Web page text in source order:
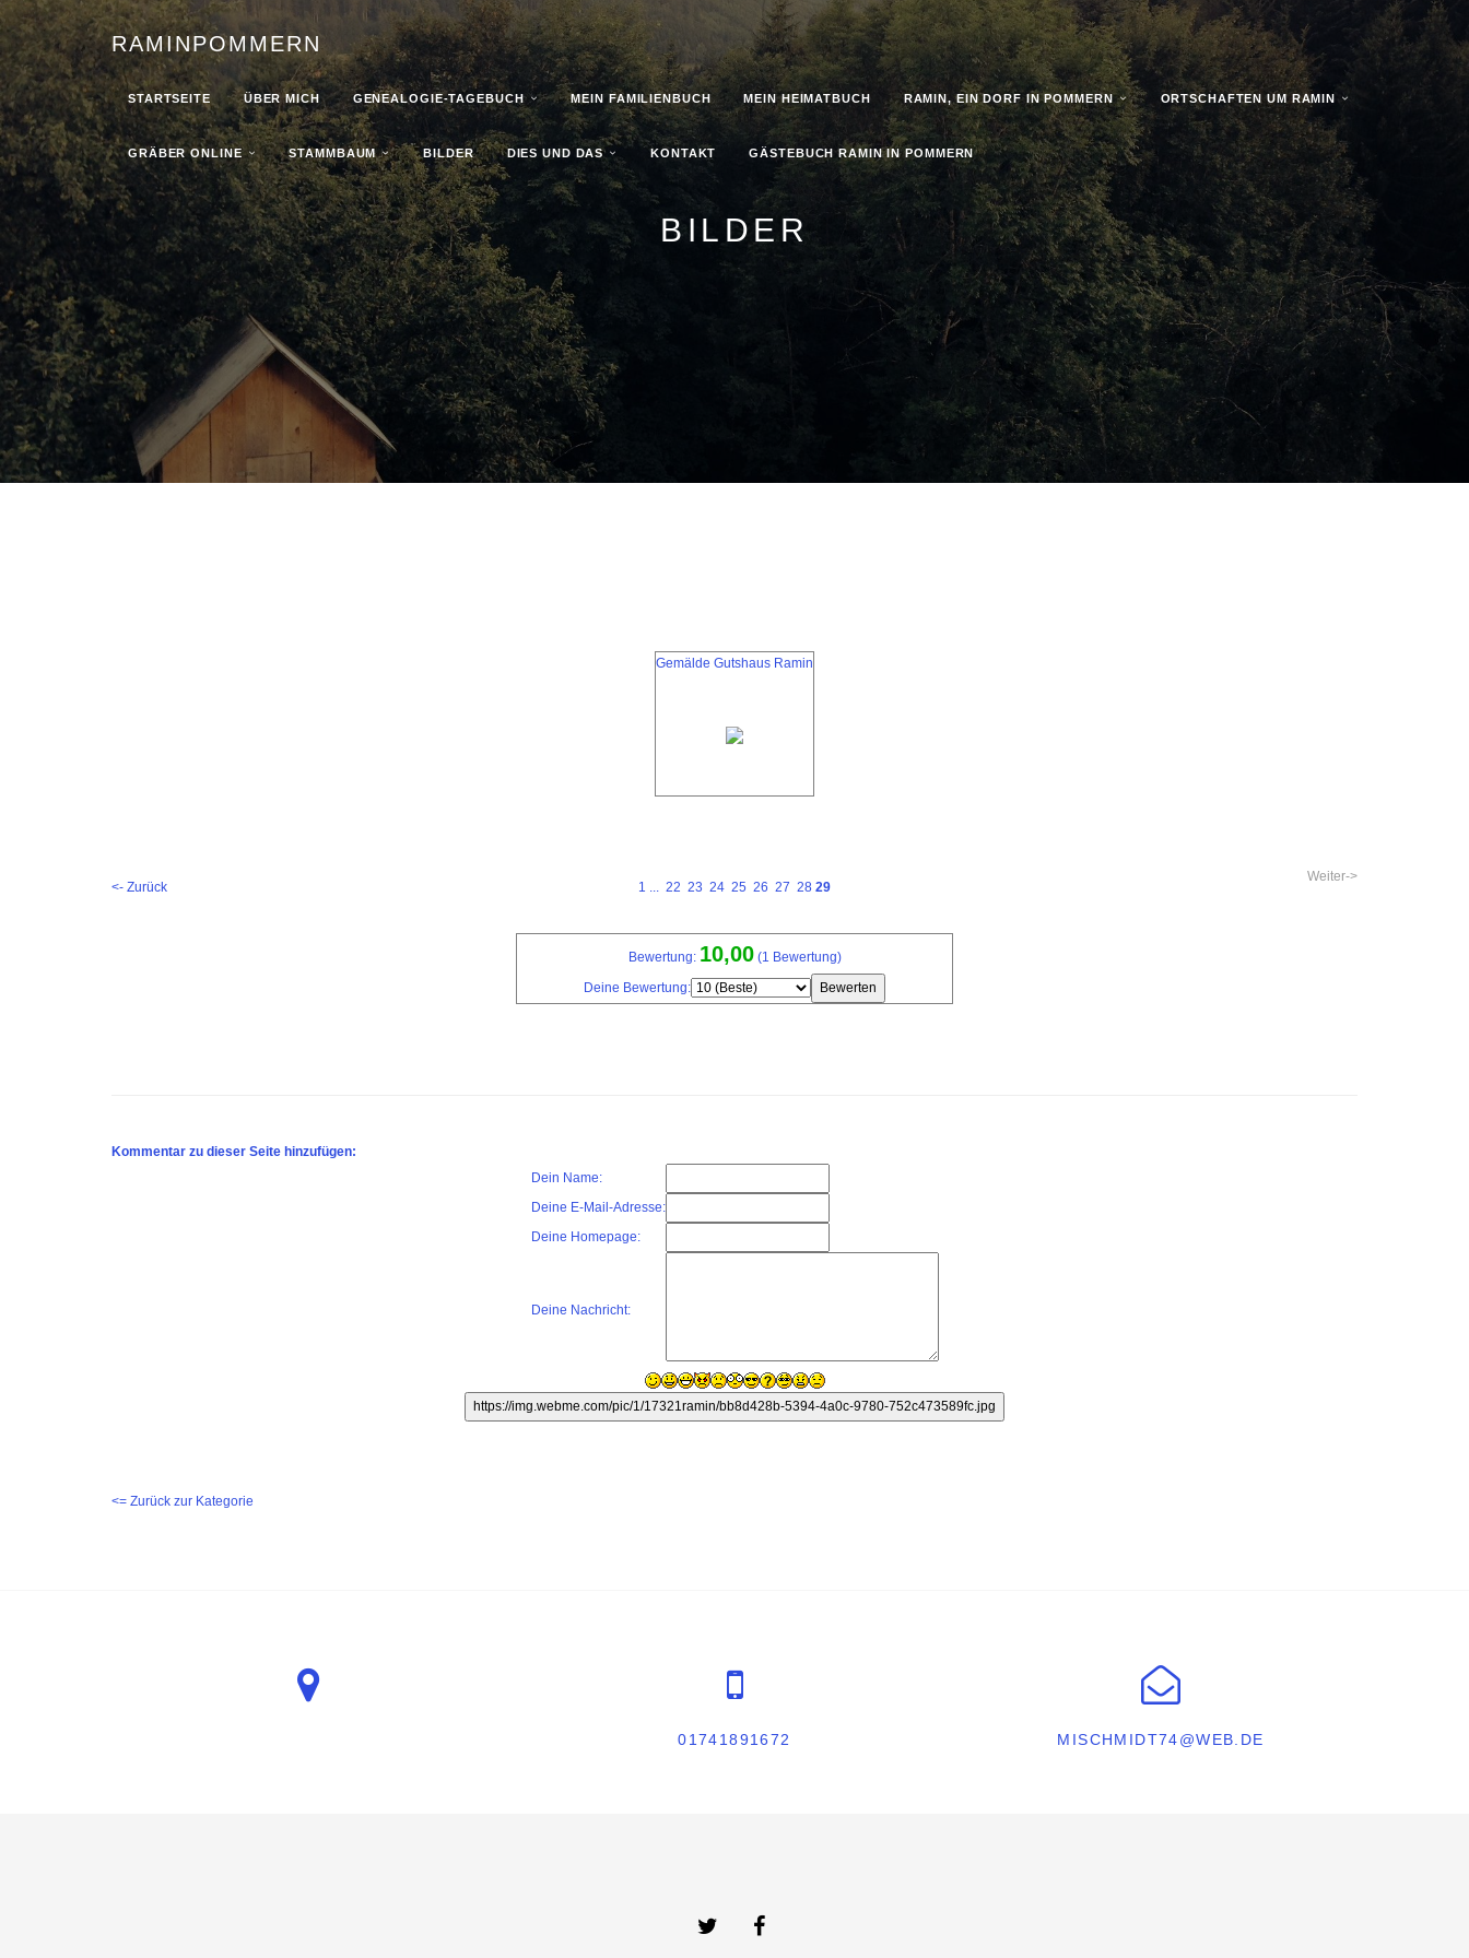
RAMINPOMMERN
STARTSEITE ÜBER MICH GENEALOGIE-TAGEBUCH MEIN FAMILIENBUCH MEIN HEIMATBUCH RAMIN, EIN DORF IN POMMERN ORTSCHAFTEN UM RAMIN
GRÄBER ONLINE STAMMBAUM BILDER DIES UND DAS KONTAKT GÄSTEBUCH RAMIN IN POMMERN
BILDER
Gemälde Gutshaus Ramin
<- Zurück 1 ... 22 23 24 25 26 27 28 29
Weiter->
Bewertung: 10,00(1 Bewertung)
Deine Bewertung:
Kommentar zu dieser Seite hinzufügen:
Dein Name:
Deine E-Mail-Adresse:
Deine Homepage:
Deine Nachricht:
<= Zurück zur Kategorie
01741891672 MISCHMIDT74@WEB.DE